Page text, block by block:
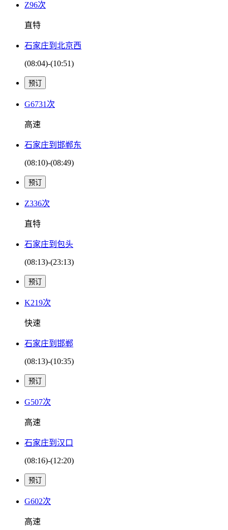
Z96次
直特
石家庄到北京西
(08:04)-(10:51)
G6731次
高速
石家庄到邯郸东
(08:10)-(08:49)
Z336次
直特
石家庄到包头
(08:13)-(23:13)
K219次
快速
石家庄到邯郸
(08:13)-(10:35)
G507次
高速
石家庄到汉口
(08:16)-(12:20)
G602次
高速